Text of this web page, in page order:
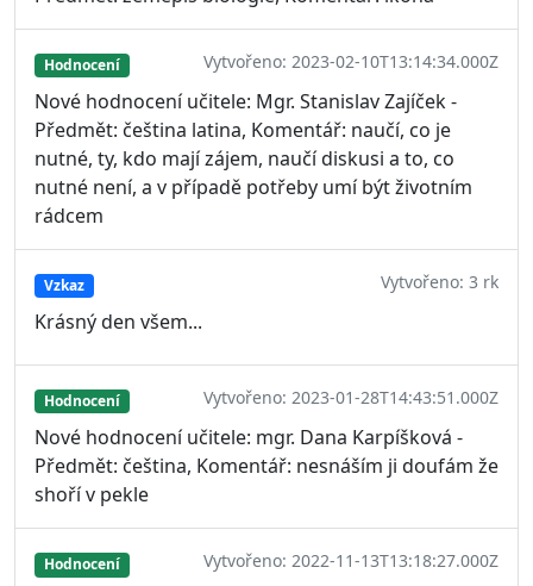
Hodnocení Vytvořeno: 2023-02-10T13:14:34.000Z
Nové hodnocení učitele: Mgr. Stanislav Zajíček -
Předmět: čeština latina, Komentář: naučí, co je
nutné, ty, kdo mají zájem, naučí diskusi a to, co
nutné není, a v případě potřeby umí být životním
rádcem
Vzkaz Vytvořeno: 3 rk
Krásný den všem...
Hodnocení Vytvořeno: 2023-01-28T14:43:51.000Z
Nové hodnocení učitele: mgr. Dana Karpíšková -
Předmět: čeština, Komentář: nesnáším ji doufám že
shoří v pekle
Hodnocení Vytvořeno: 2022-11-13T13:18:27.000Z